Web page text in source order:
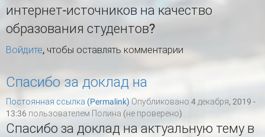
интернет-источников на качество
образования студентов?
Войдите, чтобы оставлять комментарии
Спасибо за доклад на
Постоянная ссылка (Permalink) Опубликовано 4 декабря, 2019 -
13:36 пользователем Полина (не проверено)
Спасибо за доклад на актуальную тему в